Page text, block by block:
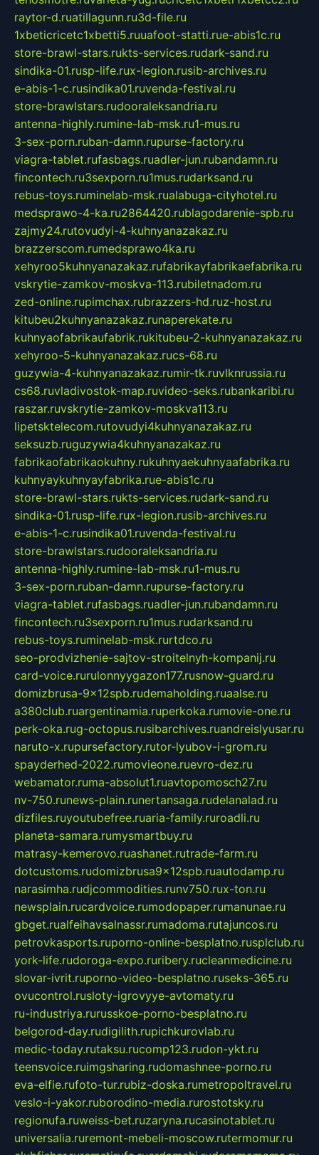
raytor-d.ruatillagunn.ru3d-file.ru
1xbeticricetc1xbetti5.ruuafoot-statti.rue-abis1c.ru
store-brawl-stars.rukts-services.rudark-sand.ru
sindika-01.rusp-life.rux-legion.rusib-archives.ru
e-abis-1-c.rusindika01.ruvenda-festival.ru
store-brawlstars.rudooraleksandria.ru
antenna-highly.rumine-lab-msk.ru1-mus.ru
3-sex-porn.ruban-damn.rupurse-factory.ru
viagra-tablet.rufasbags.ruadler-jun.rubandamn.ru
fincontech.ru3sexporn.ru1mus.rudarksand.ru
rebus-toys.ruminelab-msk.rualabuga-cityhotel.ru
medsprawo-4-ka.ru2864420.rublagodarenie-spb.ru
zajmy24.rutovudyi-4-kuhnyanazakaz.ru
brazzerscom.rumedsprawo4ka.ru
xehyroo5kuhnyanazakaz.rufabrikayfabrikaefabrika.ru
vskrytie-zamkov-moskva-113.rubiletnadom.ru
zed-online.rupimchax.rubrazzers-hd.ruz-host.ru
kitubeu2kuhnyanazakaz.runaperekate.ru
kuhnyaofabrikaufabrik.rukitubeu-2-kuhnyanazakaz.ru
xehyroo-5-kuhnyanazakaz.rucs-68.ru
guzywia-4-kuhnyanazakaz.rumir-tk.ruvlknrussia.ru
cs68.ruvladivostok-map.ruvideo-seks.rubankaribi.ru
raszar.ruvskrytie-zamkov-moskva113.ru
lipetsktelecom.rutovudyi4kuhnyanazakaz.ru
seksuzb.ruguzywia4kuhnyanazakaz.ru
fabrikaofabrikaokuhny.rukuhnyaekuhnyaafabrika.ru
kuhnyaykuhnyayfabrika.rue-abis1c.ru
store-brawl-stars.rukts-services.rudark-sand.ru
sindika-01.rusp-life.rux-legion.rusib-archives.ru
e-abis-1-c.rusindika01.ruvenda-festival.ru
store-brawlstars.rudooraleksandria.ru
antenna-highly.rumine-lab-msk.ru1-mus.ru
3-sex-porn.ruban-damn.rupurse-factory.ru
viagra-tablet.rufasbags.ruadler-jun.rubandamn.ru
fincontech.ru3sexporn.ru1mus.rudarksand.ru
rebus-toys.ruminelab-msk.rurtdco.ru
seo-prodvizhenie-sajtov-stroitelnyh-kompanij.ru
card-voice.rurulonnyygazon177.rusnow-guard.ru
domizbrusa-9x12spb.rudemaholding.ruaalse.ru
a380club.ruargentinamia.ruperkoka.rumovie-one.ru
perk-oka.rug-octopus.rusibarchives.ruandreislyusar.ru
naruto-x.rupursefactory.rutor-lyubov-i-grom.ru
spayderhed-2022.rumovieone.ruevro-dez.ru
webamator.ruma-absolut1.ruavtopomosch27.ru
nv-750.runews-plain.runertansaga.rudelanalad.ru
dizfiles.ruyoutubefree.ruaria-family.ruroadli.ru
planeta-samara.rumysmartbuy.ru
matrasy-kemerovo.ruashanet.rutrade-farm.ru
dotcustoms.rudomizbrusa9x12spb.ruautodamp.ru
narasimha.rudjcommodities.runv750.rux-ton.ru
newsplain.rucardvoice.rumodopaper.rumanunae.ru
gbget.rualfeihavsalnassr.rumadoma.rutajuncos.ru
petrovkasports.ruporno-online-besplatno.rusplclub.ru
york-life.rudoroga-expo.ruribery.rucleanmedicine.ru
slovar-ivrit.ruporno-video-besplatno.ruseks-365.ru
ovucontrol.rusloty-igrovyye-avtomaty.ru
ru-industriya.rurusskoe-porno-besplatno.ru
belgorod-day.rudigilith.rupichkurovlab.ru
medic-today.rutaksu.rucomp123.rudon-ykt.ru
teensvoice.ruimgsharing.rudomashnee-porno.ru
eva-elfie.rufoto-tur.rubiz-doska.rumetropoltravel.ru
veslo-i-yakor.ruborodino-media.rurostotsky.ru
regionufa.ruweiss-bet.ruzaryna.rucasinotablet.ru
universalia.ruremont-mebeli-moscow.rutermomur.ru